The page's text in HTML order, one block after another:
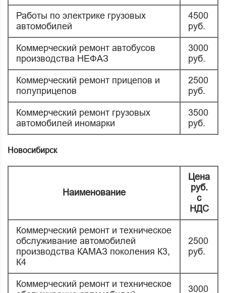
Работы по электрике грузовых
автомобилей
4500
руб.
Коммерческий ремонт автобусов
производства НЕФАЗ
3000
руб.
Коммерческий ремонт прицепов и
полуприцепов
2500
руб.
Коммерческий ремонт грузовых
автомобилей иномарки
3500
руб.
Новосибирск
Наименование
Цена
руб.
с
НДС
Коммерческий ремонт и техническое
обслуживание автомобилей
производства КАМАЗ поколения К3,
К4
2500
руб.
Коммерческий ремонт и техническое
3000